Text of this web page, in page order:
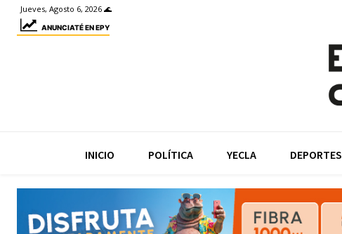
Jueves, Agosto 6, 2026 🌊
ANUNCIATÉ EN EPY
INICIO POLÍTICA YECLA DEPORTES